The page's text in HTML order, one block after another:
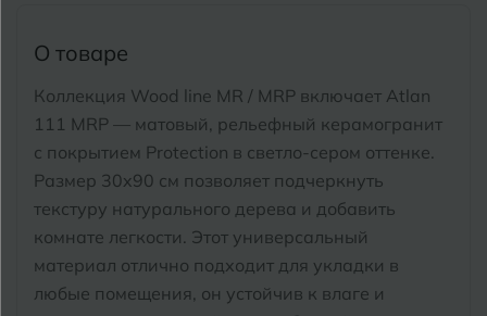
О товаре
Коллекция Wood line MR / MRP включает Atlan
111 MRP — матовый, рельефный керамогранит
с покрытием Protection в светло-сером оттенке.
Размер 30x90 см позволяет подчеркнуть
текстуру натурального дерева и добавить
комнате легкости. Этот универсальный
материал отлично подходит для укладки в
любые помещения, он устойчив к влаге и
Иваново
Ижевск
Кемерово
Тольятти
Томск
Тула
Тюмень